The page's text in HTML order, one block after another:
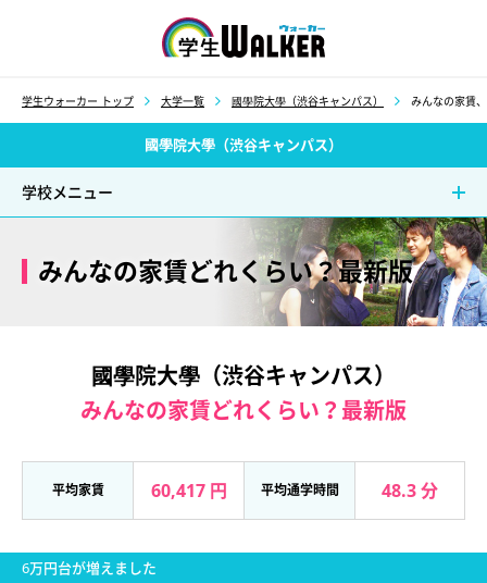
学生ウォーカー トップ 大学一覧 國學院大學（渋谷キャンパス） みんなの家賃
國學院大學（渋谷キャンパス）
学校メニュー
みんなの家賃どれくらい？最新版
國學院大學（渋谷キャンパス）
みんなの家賃どれくらい？最新版
平均家賃 60,417 円 平均通学時間 48.3 分
6万円台が増えました